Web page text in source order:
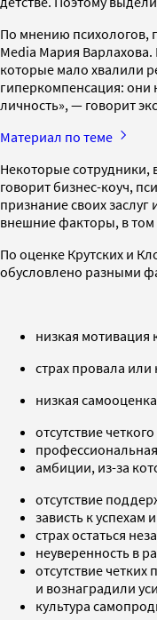
По мнению психологов,
Media Мария
которые мало хвалили
гиперкомпенсация: они
личность», — говорит
Материал по теме
Некоторые сотрудники,
говорит бизнес-коуч,
признание своих
внешние факторы, в том
По оценке Крутских и
обусловлено разными
низкая мотивация
страх провала
низкая
отсутствие
амбиции, из-за
отсутствие
зависть к успехам
страх остаться
неуверенность в
отсутствие
и вознаградили
культура